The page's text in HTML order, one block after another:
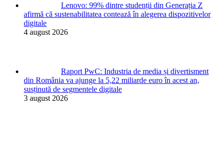
Lenovo: 99% dintre studenții din Generația Z
afirmă că sustenabilitatea contează în alegerea dispozitivelor
digitale
4 august 2026
Raport PwC: Industria de media și divertisment
din România va ajunge la 5,22 miliarde euro în acest an,
susținută de segmentele digitale
3 august 2026